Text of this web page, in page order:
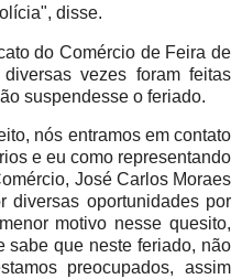
disse.
do Comércio de Feira de
vezes foram feitas
suspendesse o feriado.
nós entramos em contato
e eu como representando
José Carlos Moraes
diversas oportunidades por
motivo nesse quesito,
sabe que neste feriado, não
preocupados, assim